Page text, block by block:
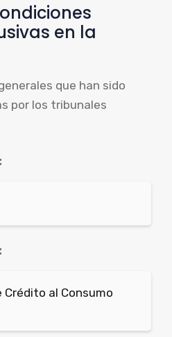
en la
que han sido
por los tribunales
al Consumo